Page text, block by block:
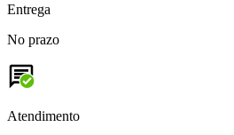
Entrega
No prazo
Atendimento